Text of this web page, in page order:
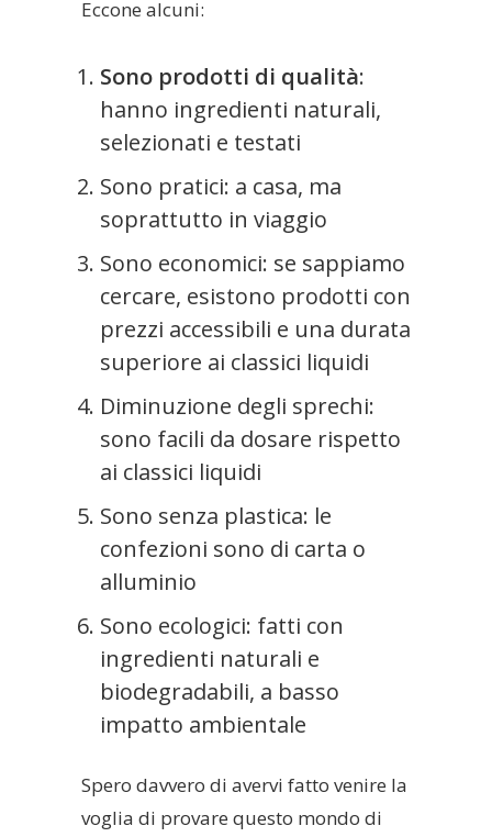
Eccone alcuni:
Sono prodotti di qualità:
hanno ingredienti naturali,
selezionati e testati
Sono pratici: a casa, ma
soprattutto in viaggio
Sono economici: se sappiamo
cercare, esistono prodotti con
prezzi accessibili e una durata
superiore ai classici liquidi
Diminuzione degli sprechi:
sono facili da dosare rispetto
ai classici liquidi
Sono senza plastica: le
confezioni sono di carta o
alluminio
Sono ecologici: fatti con
ingredienti naturali e
biodegradabili, a basso
impatto ambientale
Spero davvero di avervi fatto venire la
voglia di provare questo mondo di